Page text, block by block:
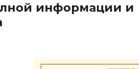
информации и